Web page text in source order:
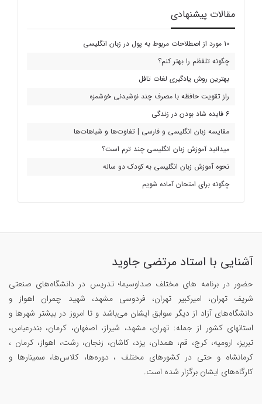
مقالات پیشنهادی
10 مورد از اصطلاحات مربوط به پول در زبان انگلیسی
چگونه تلفظم را بهتر کنم؟
بهترین روش یادگیری لغات تافل
راز تقویت حافظه با مصرف چند نوشیدنی خوشمزه
6 فایده شاد بودن در زندگی
مقایسه زبان انگلیسی و فارسی | تفاوت‌ها و شباهات‌ها
میدانید آموزش زبان انگلیسی چند ترم است؟
نحوه آموزش زبان انگلیسی به کودک دو ساله
چگونه برای امتحان آماده شویم
آشنایی با استاد مرتضی جاوید
حضور در برنامه های مختلف صداوسیما؛ تدریس در دانشگاه‌های صنعتی
شریف تهران، امیرکبیر تهران، فردوسی مشهد، شهید چمران اهواز و
دانشگاه‌های آزاد از دیگر سوابق ایشان می‌باشد و تا امروز در بیشتر شهرها و
استانهای کشور از جمله: تهران، مشهد، شیراز، اصفهان، کرمان، بندرعباس،
تبریز، ارومیه، کرج، قم، همدان، یزد، کاشان، زنجان، رشت، اهواز، کرمان ،
کرمانشاه و حتی در کشورهای مختلف ، دوره‌ها، کلاس‌ها، سمینار‌ها و
کارگاه‌های ایشان برگزار شده است.